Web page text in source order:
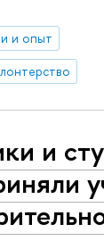
и опыт
и